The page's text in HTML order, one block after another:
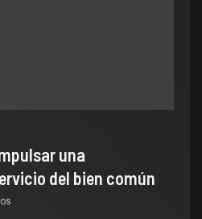
una
del bien común